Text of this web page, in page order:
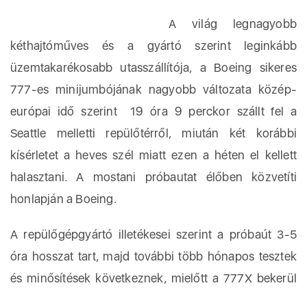
A világ legnagyobb
kéthajtóműves és a gyártó szerint leginkább
üzemtakarékosabb utasszállítója, a Boeing sikeres
777-es minijumbójának nagyobb változata közép-
európai idő szerint 19 óra 9 perckor szállt fel a
Seattle melletti repülőtérről, miután két korábbi
kísérletet a heves szél miatt ezen a héten el kellett
halasztani. A mostani próbautat élőben közvetíti
honlapján a Boeing.
A repülőgépgyártó illetékesei szerint a próbaút 3-5
óra hosszat tart, majd további több hónapos tesztek
és minősítések következnek, mielőtt a 777X bekerül